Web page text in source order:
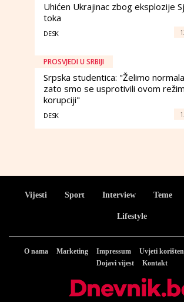
Uhićen Ukrajinac zbog eksplozije
toka
DESK
PROSVJEDI U SRBIJI
Srpska studentica: "Želimo
zato smo se usprotivili ovom
korupciji"
DESK
Vijesti Sport Interview Teme
Lifestyle
O nama Marketing Impressum Uvjeti
Dojavi vijest
Kontakt